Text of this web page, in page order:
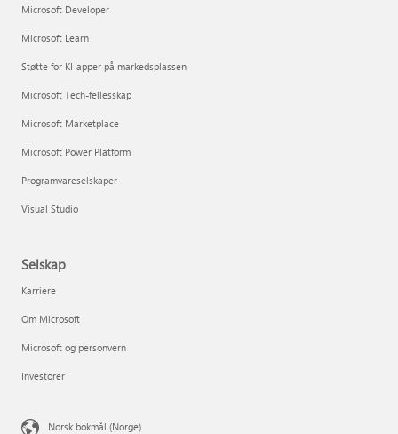
Microsoft Developer
Microsoft Learn
Støtte for KI-apper på markedsplassen
Microsoft Tech-fellesskap
Microsoft Marketplace
Microsoft Power Platform
Programvareselskaper
Visual Studio
Selskap
Karriere
Om Microsoft
Microsoft og personvern
Investorer
Norsk bokmål (Norge)